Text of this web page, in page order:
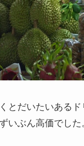
とだいたいあるド
いぶん高価でした